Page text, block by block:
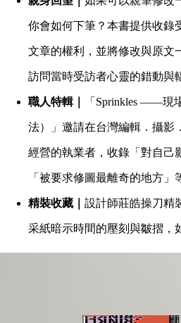
你會如何下筆？本書提供收錄
文章的權利，並將修改與原文
訪問當時受訪者心靈的錯動與
職人特輯｜ 「Sprinkles ——現
法）」邀請在台灣編輯．攝影
經營的執業者，收錄「對自己
「被要求修圖最離奇的地方」
精裝收藏｜ 設計師莊皓操刀精
采紙暗示時間的壓刻與皺摺，